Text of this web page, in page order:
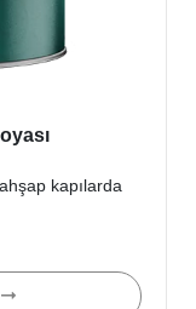
kapılarda